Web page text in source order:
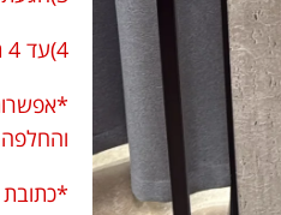
4)עד 4 תשלומים ללא ריבית.
*כתובת